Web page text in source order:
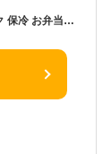
ランチバッグ がま口 楽天 お弁当バッグ ランチバック 保冷 お弁当袋 保温 保冷バッグ 小さめ ランチトート がま口バッグ 子ども用 がまぐち かわいい おしゃれ 子供 キッズ 女の子 男の子 保育園 幼稚園 KGA0 スケーター SKATER キッチン用品